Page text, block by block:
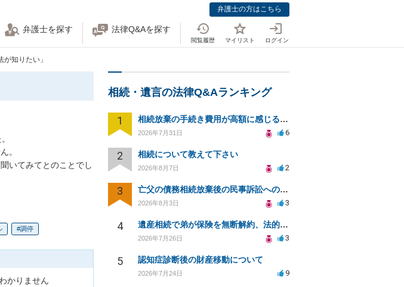
弁護士の方はこちら
弁護士を探す 法律Q&Aを探す
閲覧履歴 マイリスト ログイン
知りたい」
。
いてみてとのことでし
調停
かりません
相続・遺言の法律Q&Aランキング
1 相続放棄の手続き費用が高額に感じるが妥当か知りたい
2026年7月31日 6
2 相続について教えて下さい
2026年8月7日 2
3 亡父の債務相続放棄後の民事訴訟への法的対応についての相談
2026年8月3日 3
4 遺産相続で弟が保険を無断解約、法的問題は？
2026年7月26日 3
5 認知症診断後の財産移動について
2026年7月24日 9